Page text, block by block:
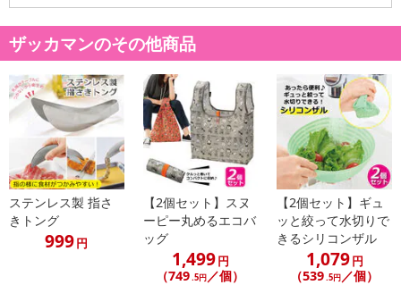
光源面は360度回転OK♪固定箇所は8段階
カラビナ付きだからバッグはもちろんフックやベルトループにも
キャンプや夜釣り、塾帰りの子供のバッグ、ペットの散歩などに
※※注意：非常に強い光ですので直視したり、人の顔に向けて直射
することのないようにご注意ください※※
夜間照明、現場工事、緊急照明、キャンプ、アウトドア、車中泊、
BBQ、地震、停電対策にも◎
COB(チップオンボード)とは
従来のLEDに比べ基盤に直接広範囲に発光体を設置した進化したLE
ザッカマンのその他商品
ステンレス製 指さ
きトング
999円
【2個セット】スヌ
ーピー丸めるエコバ
ッグ
1,499円
（749.5円／個）
【2個セット】ギュ
ッと絞って水切りで
きるシリコンザル
1,079円
（539.5円／個）